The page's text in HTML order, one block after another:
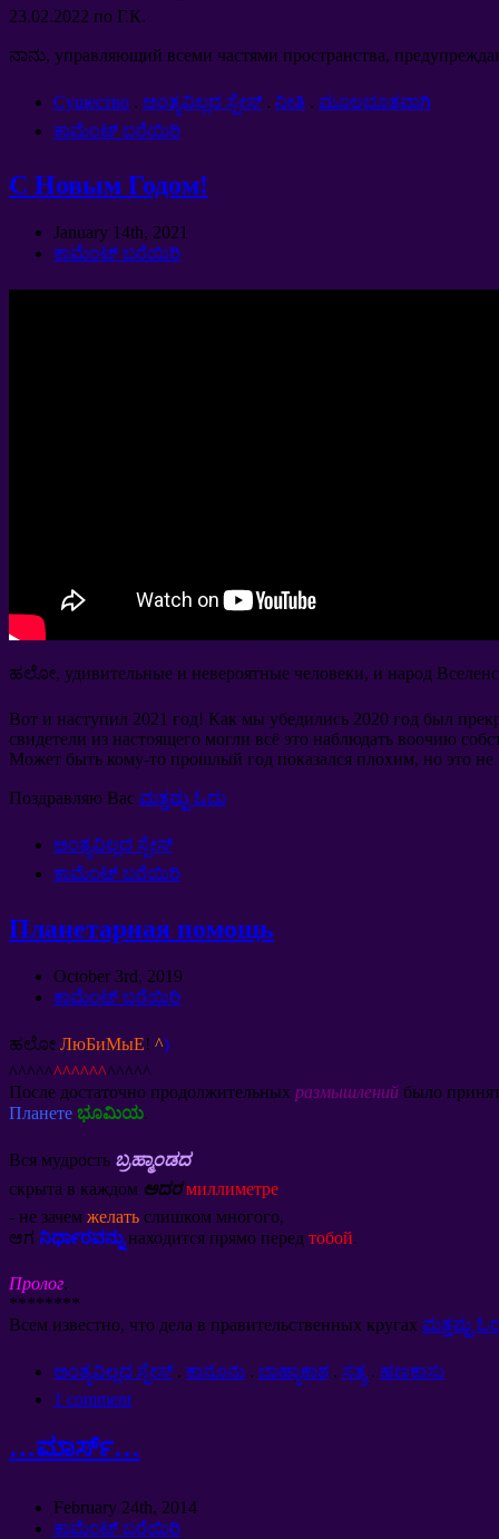
23.02.2022 по Г.К.
ನಾನು, управляющий всеми частями пространства,
Cущество . ಅಂತ್ಯವಿಲ್ಲದ ಸ್ಪೇಸ್. ನೀತಿ . ಮೂಲಭೂತವಾಗಿ
ಕಾಮೆಂಟ್ ಬರೆಯಿರಿ
С Новым Годом!
January 14th, 2021
ಕಾಮೆಂಟ್ ಬರೆಯಿರಿ
ಹಲೋ, удивительные и невероятные человеки, и народ
Вот и наступил 2021 год! Как мы убедились 2020 год был
свидетели из настоящего могли всё это наблюдать воочию
Может быть кому-то прошлый год показался плохим, но это не
Поздравляю Вас ಮತ್ತಷ್ಟು ಓದು
ಅಂತ್ಯವಿಲ್ಲದ ಸ್ಪೇಸ್
ಕಾಮೆಂಟ್ ಬರೆಯಿರಿ
Планетарная помощь
October 3rd, 2019
ಕಾಮೆಂಟ್ ಬರೆಯಿರಿ
ಹಲೋ ЛюБиМыЕ! ^)
^^^^^^^^^^^^^^^^
После достаточно продолжительных размышлений было
Планете ಭೂಮಿಯ.
Вся мудрость ಬ್ರಹ್ಮಾಂಡದ
скрыта в каждом ಅದರ миллиметре
- не зачем желать слишком многого,
ಆಗ ನಿರ್ಧಾರವನ್ನು находится прямо перед тобой.
Пролог.
********
Всем известно, что дела в правительственных кругах ಮತ್ತಷ್ಟು
ಅಂತ್ಯವಿಲ್ಲದ ಸ್ಪೇಸ್. ಕಾನೂನು . ಬಾಹ್ಯಾಕಾಶ . ಸತ್ಯ. ಹಣಕಾಸು
1 comment
…ಮಾರ್ಸ್…
February 24th, 2014
ಕಾಮೆಂಟ್ ಬರೆಯಿರಿ